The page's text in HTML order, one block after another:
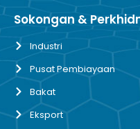
Sokongan &
Industri
Pusat Pembiayaan
Bakat
Eksport